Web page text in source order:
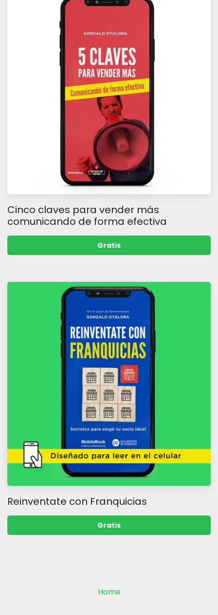
Cinco claves para vender más
comunicando de forma efectiva
Gratis
Reinventate con Franquicias
Gratis
Home